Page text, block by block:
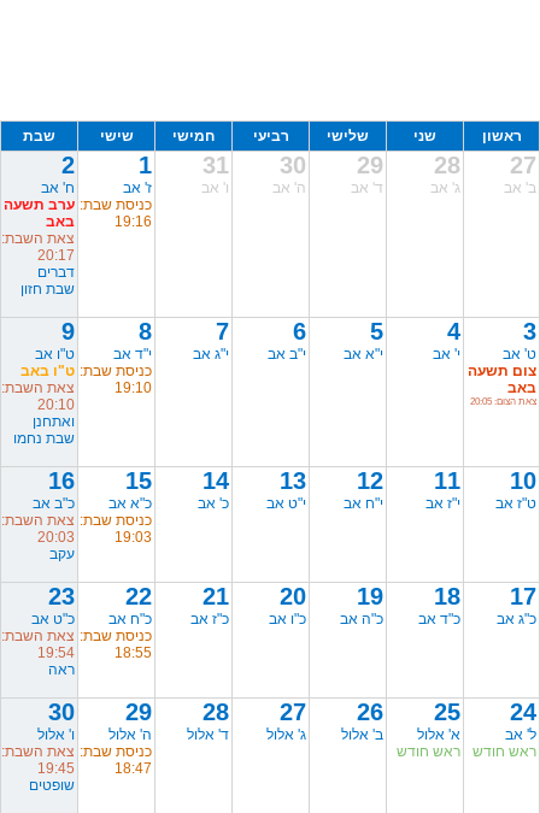
ראשון שני שלישי רביעי חמישי שישי שבת
27
ב' אב
28
ג' אב
29
ד' אב
30
ה' אב
31
ו' אב
1
ז' אב
כניסת שבת:
19:16
2
ח' אב
ערב תשעה
באב
צאת השבת:
20:17
דברים
שבת חזון
3
ט' אב
צום תשעה
באב
צאת הצום: 20:05
4
י' אב
5
י"א אב
6
י"ב אב
7
י"ג אב
8
י"ד אב
כניסת שבת:
19:10
9
ט"ו אב
ט"ו באב
צאת השבת:
20:10
ואתחנן
שבת נחמו
10
ט"ז אב
11
י"ז אב
12
י"ח אב
13
י"ט אב
14
כ' אב
15
כ"א אב
כניסת שבת:
19:03
16
כ"ב אב
צאת השבת:
20:03
עקב
17
כ"ג אב
18
כ"ד אב
19
כ"ה אב
20
כ"ו אב
21
כ"ז אב
22
כ"ח אב
כניסת שבת:
18:55
23
כ"ט אב
צאת השבת:
19:54
ראה
24
ל' אב
ראש חודש
25
א' אלול
ראש חודש
26
ב' אלול
27
ג' אלול
28
ד' אלול
29
ה' אלול
כניסת שבת:
18:47
30
ו' אלול
צאת השבת:
19:45
שופטים